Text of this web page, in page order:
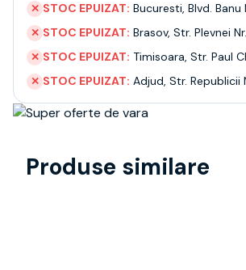
✕ STOC EPUIZAT: Bucuresti, Blvd. Banu
✕ STOC EPUIZAT: Brasov, Str. Plevnei
✕ STOC EPUIZAT: Timisoara, Str. Paul
✕ STOC EPUIZAT: Adjud, Str. Republicii
Produse similare